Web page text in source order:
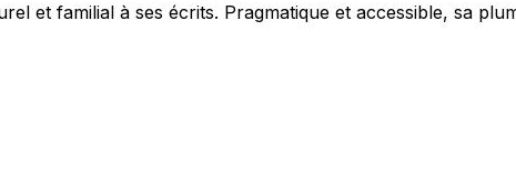
et familial à ses écrits. Pragmatique et accessible, sa